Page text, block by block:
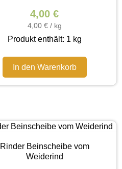
4,00€
4,00 €/ kg
Produkt enthält: 1 kg
In den Warenkorb
Rinder Beinscheibe vom
Weiderind